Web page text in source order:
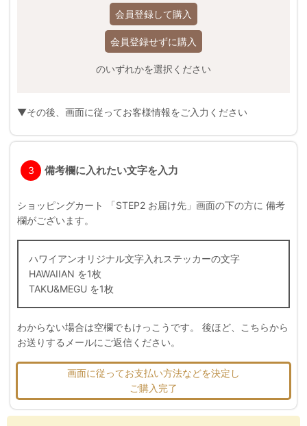
会員登録して購入
会員登録せずに購入
のいずれかを選択ください
▼その後、画面に従ってお客様情報をご入力ください
3 備考欄に入れたい文字を入力
ショッピングカート 「STEP2 お届け先」画面の下の方に 備考
欄がございます。
ハワイアンオリジナル文字入れステッカーの文字
HAWAIIAN を1枚
TAKU&MEGU を1枚
わからない場合は空欄でもけっこうです。 後ほど、こちらから
お送りするメールにご返信ください。
画面に従ってお支払い方法などを決定し
ご購入完了